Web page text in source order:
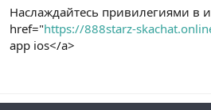
Наслаждайтесь привилегиями в
href="https://888starz-
app ios</a>